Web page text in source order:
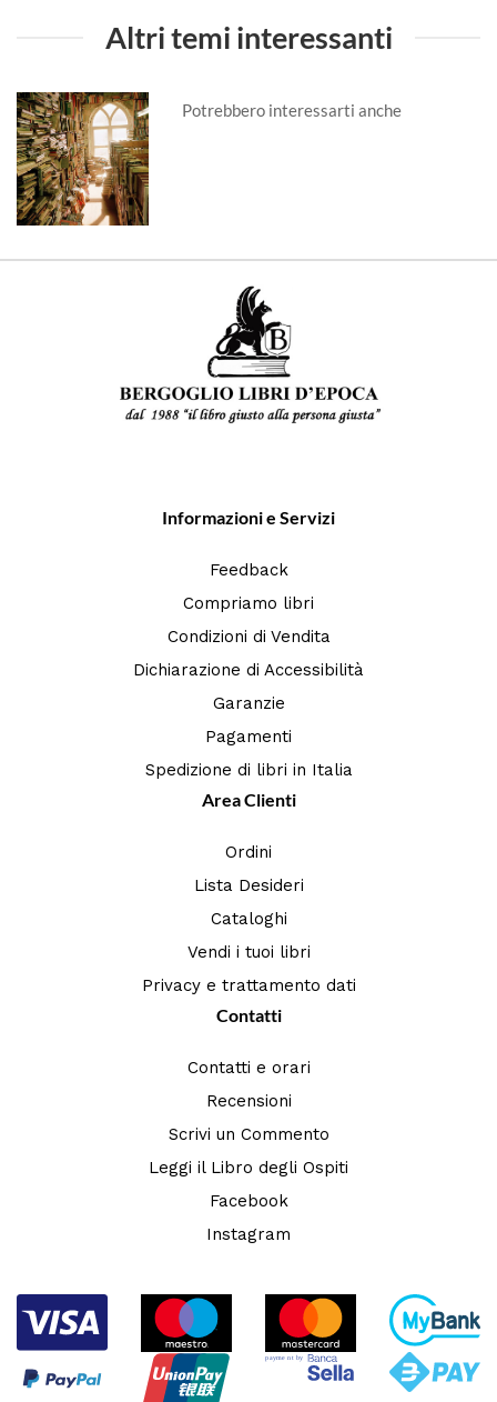
Altri temi interessanti
Potrebbero interessarti anche
Informazioni e Servizi
Feedback
Compriamo libri
Condizioni di Vendita
Dichiarazione di Accessibilità
Garanzie
Pagamenti
Spedizione di libri in Italia
Area Clienti
Ordini
Lista Desideri
Cataloghi
Vendi i tuoi libri
Privacy e trattamento dati
Contatti
Contatti e orari
Recensioni
Scrivi un Commento
Leggi il Libro degli Ospiti
Facebook
Instagram